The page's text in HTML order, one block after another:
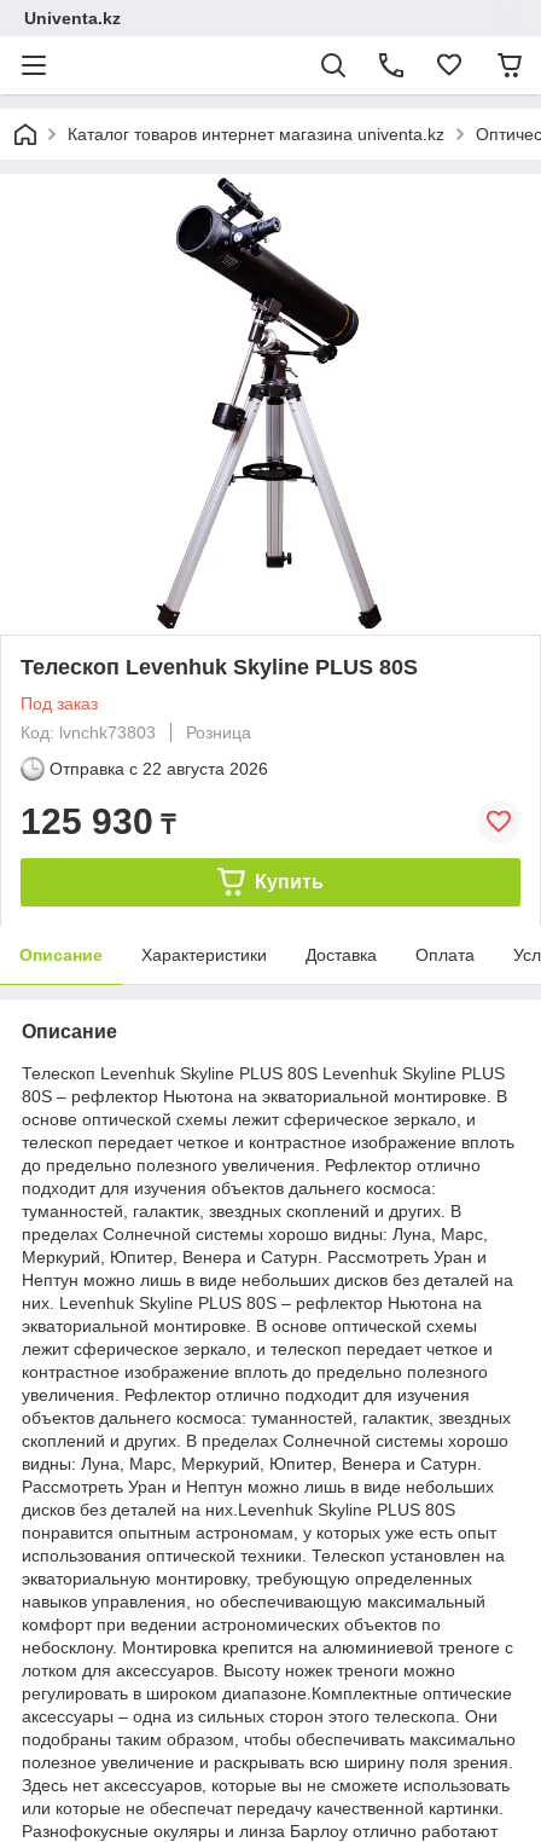
Univenta.kz
Каталог товаров интернет магазина univenta.kz
Телескоп Levenhuk Skyline PLUS 80S
Под заказ
Код: lvnchk73803
Розница
Отправка с 22 августа 2026
125 930 ₸
Купить
Описание Характеристики Доставка Оплата
Описание
Телескоп Levenhuk Skyline PLUS 80S Levenhuk Skyline PLUS
80S – рефлектор Ньютона на экваториальной монтировке. В
основе оптической схемы лежит сферическое зеркало, и
телескоп передает четкое и контрастное изображение вплоть
до предельно полезного увеличения. Рефлектор отлично
подходит для изучения объектов дальнего космоса:
туманностей, галактик, звездных скоплений и других. В
пределах Солнечной системы хорошо видны: Луна, Марс,
Меркурий, Юпитер, Венера и Сатурн. Рассмотреть Уран и
Нептун можно лишь в виде небольших дисков без деталей на
них. Levenhuk Skyline PLUS 80S – рефлектор Ньютона на
экваториальной монтировке. В основе оптической схемы
лежит сферическое зеркало, и телескоп передает четкое и
контрастное изображение вплоть до предельно полезного
увеличения. Рефлектор отлично подходит для изучения
объектов дальнего космоса: туманностей, галактик, звездных
скоплений и других. В пределах Солнечной системы хорошо
видны: Луна, Марс, Меркурий, Юпитер, Венера и Сатурн.
Рассмотреть Уран и Нептун можно лишь в виде небольших
дисков без деталей на них.Levenhuk Skyline PLUS 80S
понравится опытным астрономам, у которых уже есть опыт
использования оптической техники. Телескоп установлен на
экваториальную монтировку, требующую определенных
навыков управления, но обеспечивающую максимальный
комфорт при ведении астрономических объектов по
небосклону. Монтировка крепится на алюминиевой треноге с
лотком для аксессуаров. Высоту ножек треноги можно
регулировать в широком диапазоне.Комплектные оптические
аксессуары – одна из сильных сторон этого телескопа. Они
подобраны таким образом, чтобы обеспечивать максимально
полезное увеличение и раскрывать всю ширину поля зрения.
Здесь нет аксессуаров, которые вы не сможете использовать
или которые не обеспечат передачу качественной картинки.
Разнофокусные окуляры и линза Барлоу отлично работают